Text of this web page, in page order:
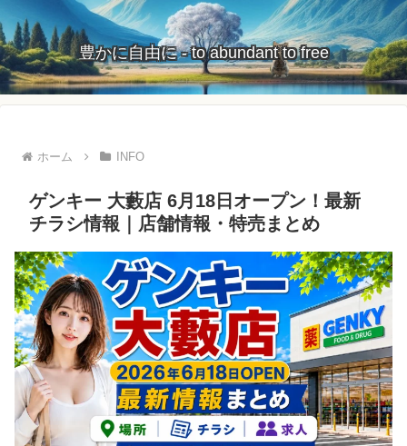
豊かに自由に - to abundant to free
ホーム INFO
ゲンキー 大藪店 6月18日オープン！最新
チラシ情報｜店舗情報・特売まとめ